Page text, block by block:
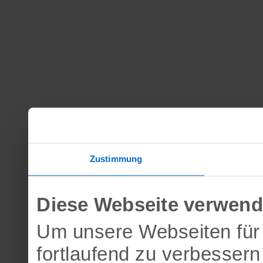
Zustimmung
Diese Webseite
Um unsere Webseiten
fortlaufend zu